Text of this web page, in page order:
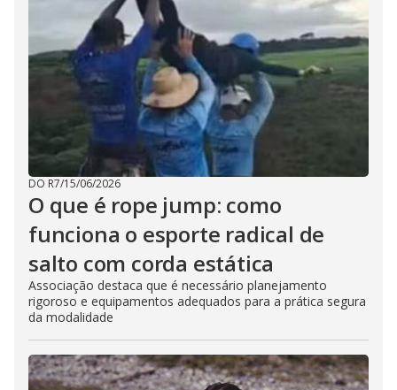
DO R7/15/06/2026
O que é rope jump: como
funciona o esporte radical de
salto com corda estática
Associação destaca que é necessário planejamento
rigoroso e equipamentos adequados para a prática segura
da modalidade